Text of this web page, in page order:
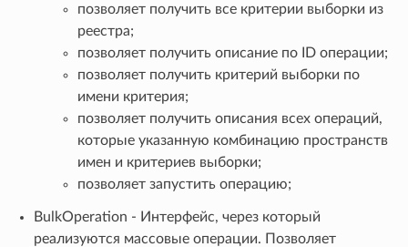
позволяет получить все критерии выборки из
реестра;
позволяет получить описание по ID операции;
позволяет получить критерий выборки по
имени критерия;
позволяет получить описания всех операций,
которые указанную комбинацию пространств
имен и критериев выборки;
позволяет запустить операцию;
BulkOperation - Интерфейс, через который
реализуются массовые операции. Позволяет